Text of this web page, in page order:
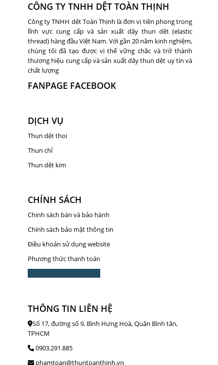
CÔNG TY TNHH DỆT TOÀN THỊNH
Công ty TNHH dệt Toàn Thịnh là đơn vị tiên phong trong
lĩnh vực cung cấp và sản xuất dây thun dệt (elastic
thread) hàng đầu Việt Nam. Với gần 20 năm kinh nghiệm,
chúng tôi đã tạo được vị thế vững chắc và trở thành
thương hiệu cung cấp và sản xuất dây thun dệt uy tín và
chất lượng
FANPAGE FACEBOOK
DỊCH VỤ
Thun dệt thoi
Thun chỉ
Thun dệt kim
CHÍNH SÁCH
Chinh sách bán và bảo hành
Chính sách bảo mật thông tin
Điều khoản sử dụng website
Phương thức thanh toán
THÔNG TIN LIÊN HỆ
Số 17, đường số 9, Bình Hưng Hoà, Quận Bình tân,
TPHCM
0903.291.885
phamtoan@thuntoanthinh.vn